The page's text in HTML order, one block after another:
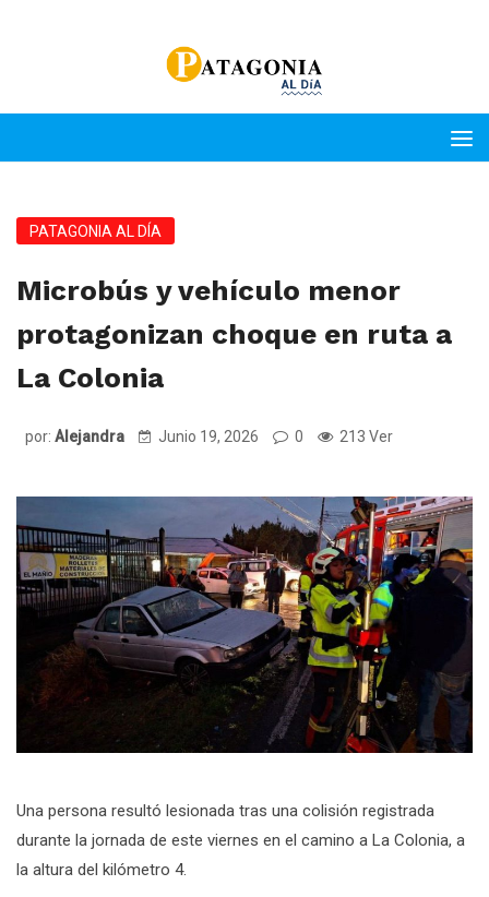
PATAGONIA AL DÍA
Microbús y vehículo menor
protagonizan choque en ruta a
La Colonia
por: Alejandra Junio 19, 2026 0 213 Ver
Una persona resultó lesionada tras una colisión registrada
durante la jornada de este viernes en el camino a La Colonia, a
la altura del kilómetro 4.